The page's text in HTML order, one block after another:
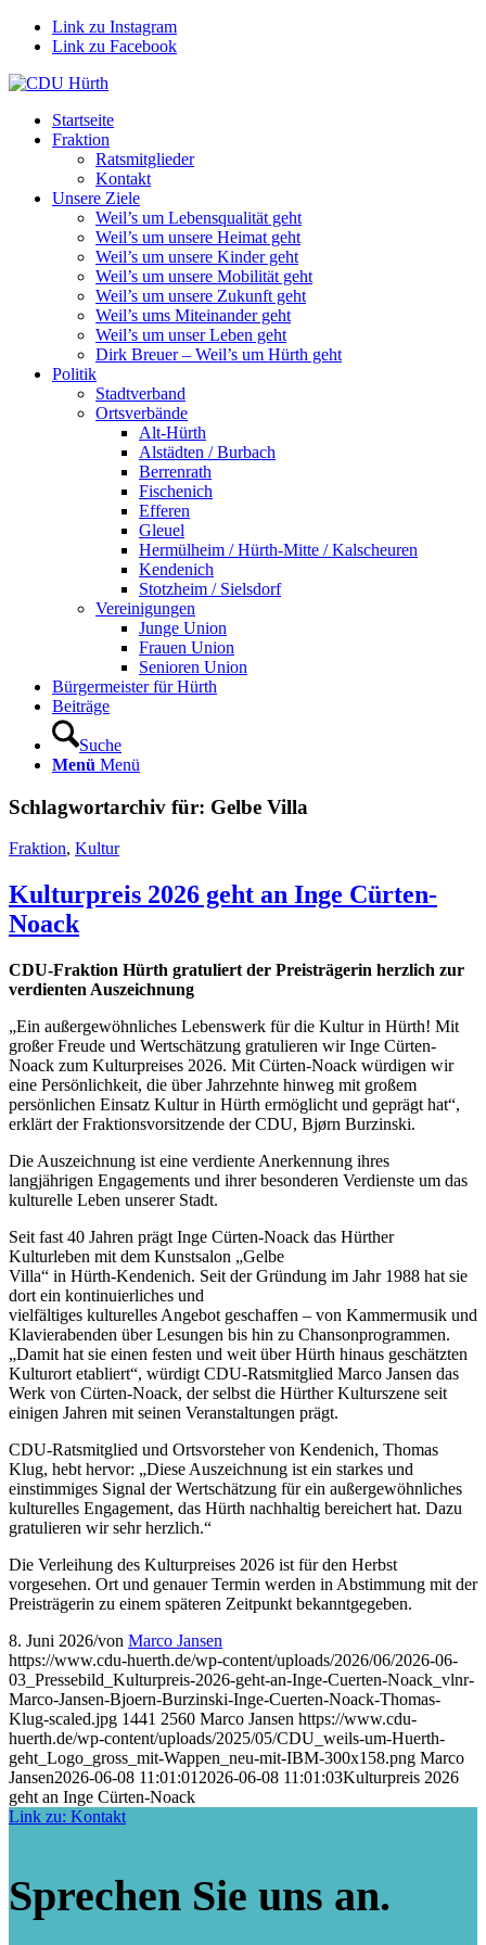
Link zu Instagram
Link zu Facebook
Startseite
Fraktion
Ratsmitglieder
Kontakt
Unsere Ziele
Weil’s um Lebensqualität geht
Weil’s um unsere Heimat geht
Weil’s um unsere Kinder geht
Weil’s um unsere Mobilität geht
Weil’s um unsere Zukunft geht
Weil’s ums Miteinander geht
Weil’s um unser Leben geht
Dirk Breuer – Weil’s um Hürth geht
Politik
Stadtverband
Ortsverbände
Alt-Hürth
Alstädten / Burbach
Berrenrath
Fischenich
Efferen
Gleuel
Hermülheim / Hürth-Mitte / Kalscheuren
Kendenich
Stotzheim / Sielsdorf
Vereinigungen
Junge Union
Frauen Union
Senioren Union
Bürgermeister für Hürth
Beiträge
Suche
Menü Menü
Schlagwortarchiv für: Gelbe Villa
Fraktion, Kultur
Kulturpreis 2026 geht an Inge Cürten-
Noack
CDU-Fraktion Hürth gratuliert der Preisträgerin herzlich zur
verdienten Auszeichnung
„Ein außergewöhnliches Lebenswerk für die Kultur in Hürth! Mit
großer Freude und Wertschätzung gratulieren wir Inge Cürten-
Noack zum Kulturpreises 2026. Mit Cürten-Noack würdigen wir
eine Persönlichkeit, die über Jahrzehnte hinweg mit großem
persönlichen Einsatz Kultur in Hürth ermöglicht und geprägt hat“,
erklärt der Fraktionsvorsitzende der CDU, Bjørn Burzinski.
Die Auszeichnung ist eine verdiente Anerkennung ihres
langjährigen Engagements und ihrer besonderen Verdienste um das
kulturelle Leben unserer Stadt.
Seit fast 40 Jahren prägt Inge Cürten-Noack das Hürther
Kulturleben mit dem Kunstsalon „Gelbe
Villa“ in Hürth-Kendenich. Seit der Gründung im Jahr 1988 hat sie
dort ein kontinuierliches und
vielfältiges kulturelles Angebot geschaffen – von Kammermusik und
Klavierabenden über Lesungen bis hin zu Chansonprogrammen.
„Damit hat sie einen festen und weit über Hürth hinaus geschätzten
Kulturort etabliert“, würdigt CDU-Ratsmitglied Marco Jansen das
Werk von Cürten-Noack, der selbst die Hürther Kulturszene seit
einigen Jahren mit seinen Veranstaltungen prägt.
CDU-Ratsmitglied und Ortsvorsteher von Kendenich, Thomas
Klug, hebt hervor: „Diese Auszeichnung ist ein starkes und
einstimmiges Signal der Wertschätzung für ein außergewöhnliches
kulturelles Engagement, das Hürth nachhaltig bereichert hat. Dazu
gratulieren wir sehr herzlich.“
Die Verleihung des Kulturpreises 2026 ist für den Herbst
vorgesehen. Ort und genauer Termin werden in Abstimmung mit der
Preisträgerin zu einem späteren Zeitpunkt bekanntgegeben.
8. Juni 2026/von Marco Jansen
https://www.cdu-huerth.de/wp-content/uploads/2026/06/2026-06-
03_Pressebild_Kulturpreis-2026-geht-an-Inge-Cuerten-Noack_vlnr-
Marco-Jansen-Bjoern-Burzinski-Inge-Cuerten-Noack-Thomas-
Klug-scaled.jpg 1441 2560 Marco Jansen https://www.cdu-
huerth.de/wp-content/uploads/2025/05/CDU_weils-um-Huerth-
geht_Logo_gross_mit-Wappen_neu-mit-IBM-300x158.png Marco
Jansen2026-06-08 11:01:01 2026-06-08 11:01:03Kulturpreis 2026
geht an Inge Cürten-Noack
Link zu: Kontakt
Sprechen Sie uns an.